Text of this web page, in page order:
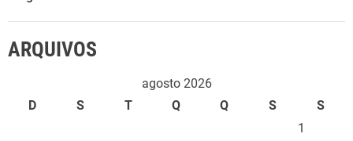
ARQUIVOS
agosto 2026
D
S T Q Q S
S
1